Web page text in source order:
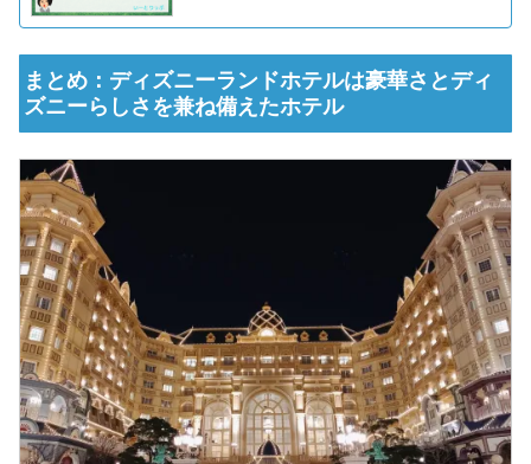
まとめ：ディズニーランドホテルは豪華さとディ
ズニーらしさを兼ね備えたホテル